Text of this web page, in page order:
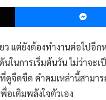
X
แต่ยังต้องทำงานต่อไปอีก
ในการเริ่มต้นวัน ไม่ว่าจะเ
ดูจืดชืด คำคมเหล่านี้สามาร
อเติมพลังใจตัวเอง